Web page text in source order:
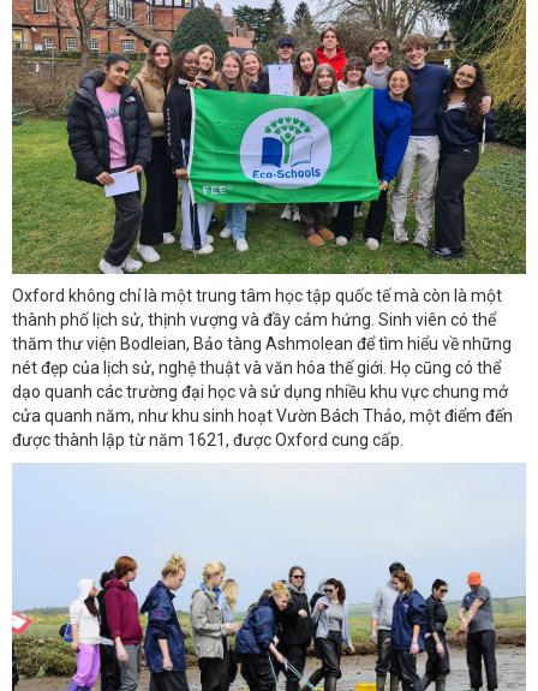
Oxford không chỉ là một trung tâm học tập quốc tế mà còn là một
thành phố lịch sử, thịnh vượng và đầy cảm hứng. Sinh viên có thể
thăm thư viện Bodleian, Bảo tàng Ashmolean để tìm hiểu về những
nét đẹp của lịch sử, nghệ thuật và văn hóa thế giới. Họ cũng có thể
dạo quanh các trường đại học và sử dụng nhiều khu vực chung mở
cửa quanh năm, như khu sinh hoạt Vườn Bách Thảo, một điểm đến
được thành lập từ năm 1621, được Oxford cung cấp.